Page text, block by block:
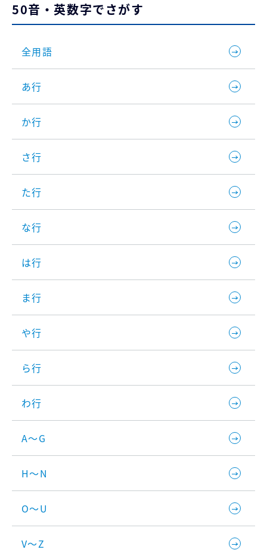
50音・英数字でさがす
全用語
あ行
か行
さ行
た行
な行
は行
ま行
や行
ら行
わ行
A～G
H～N
O～U
V～Z